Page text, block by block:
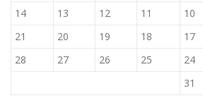
10
11
12
13
14
17
18
19
20
21
24
25
26
27
28
31